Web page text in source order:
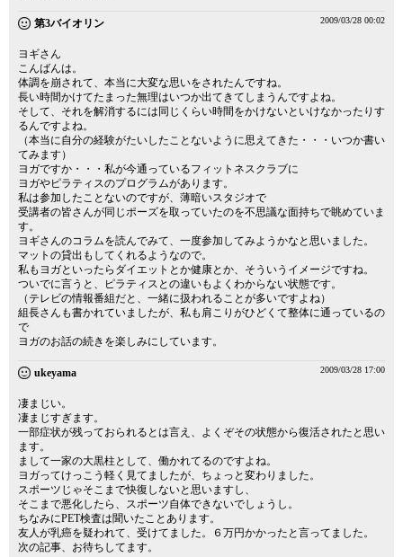
第3バイオリン 2009/03/28 00:02
ヨギさん
こんばんは。
体調を崩されて、本当に大変な思いをされたんですね。
長い時間かけてたまった無理はいつか出てきてしまうんですよね。
そして、それを解消するには同じくらい時間をかけないといけなかったりす
るんですよね。
（本当に自分の経験がたいしたことないように思えてきた・・・いつか書い
てみます）
ヨガですか・・・私が今通っているフィットネスクラブに
ヨガやピラティスのプログラムがあります。
私は参加したことないのですが、薄暗いスタジオで
受講者の皆さんが同じポーズを取っていたのを不思議な面持ちで眺めていま
す。
ヨギさんのコラムを読んでみて、一度参加してみようかなと思いました。
マットの貸出もしてくれるようなので。
私もヨガといったらダイエットとか健康とか、そういうイメージですね。
ついでに言うと、ピラティスとの違いもよくわからない状態です。
（テレビの情報番組だと、一緒に扱われることが多いですよね）
組長さんも書かれていましたが、私も肩こりがひどくて整体に通っているの
で
ヨガのお話の続きを楽しみにしています。
ukeyama 2009/03/28 17:00
凄まじい。
凄まじすぎます。
一部症状が残っておられるとは言え、よくぞその状態から復活されたと思い
ます。
まして一家の大黒柱として、働かれてるのですよね。
ヨガってけっこう軽く見てましたが、ちょっと変わりました。
スポーツじゃそこまで快復しないと思いますし、
そこまで悪化したら、スポーツ自体できないでしょうし。
ちなみにPET検査は聞いたことあります。
友人が乳癌を疑われて、受けてました。６万円かかったと言ってました。
次の記事、お待ちしてます。